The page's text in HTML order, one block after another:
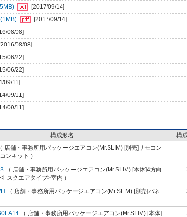
[2017/09/14]
[2017/09/14]
08/08]
[2016/08/08]
06/22]
06/22]
09/11]
09/11]
09/11]
構成形名
構
店舗・事務所用パッケージエアコン(Mr.SLIM) [別売]リモコン
ンキット ）
（ 店舗・事務所用パッケージエアコン(Mr.SLIM) [本体]4方向
スクエアタイプ>室内 ）
（ 店舗・事務所用パッケージエアコン(Mr.SLIM) [別売]パネ
（ 店舗・事務所用パッケージエアコン(Mr.SLIM) [本体]